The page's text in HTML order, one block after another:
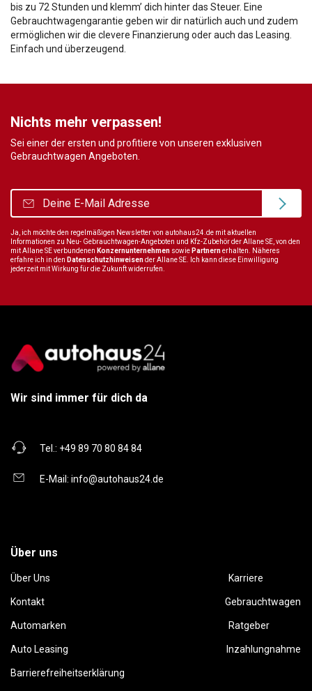
bis zu 72 Stunden und klemm’ dich hinter das Steuer. Eine
Gebrauchtwagengarantie geben wir dir natürlich auch und zudem
ermöglichen wir die clevere Finanzierung oder auch das Leasing.
Einfach und überzeugend.
Nichts mehr verpassen!
Sei einer der ersten und profitiere von unseren exklusiven
Gebrauchtwagen Angeboten.
Ja, ich möchte den regelmäßigen Newsletter von autohaus24.de mit aktuellen
Informationen zu Neu- Gebrauchtwagen-Angeboten und Kfz-Zubehör der Allane SE, von den
mit Allane SE verbundenen Konzernunternehmen sowie Partnernerhalten. Näheres
erfahre ich in den Datenschutzhinweisender Allane SE. Ich kann diese Einwilligung
jederzeit mit Wirkung für die Zukunft widerrufen.
Wir sind immer für dich da
Tel.: +49 89 70 80 84 84
E-Mail: info@autohaus24.de
Über uns
Über Uns Karriere
Kontakt Gebrauchtwagen
Automarken Ratgeber
Auto Leasing Inzahlungnahme
Barrierefreiheitserklärung